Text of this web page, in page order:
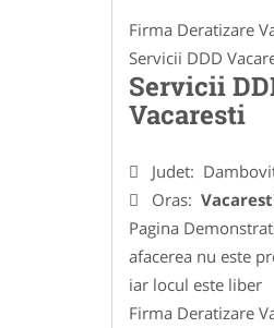
Firma Deratizare
Servicii DDD
Servicii
Vacaresti
Judet:
Oras:
Pagina
afacerea nu este
iar locul este liber
Firma Deratizare